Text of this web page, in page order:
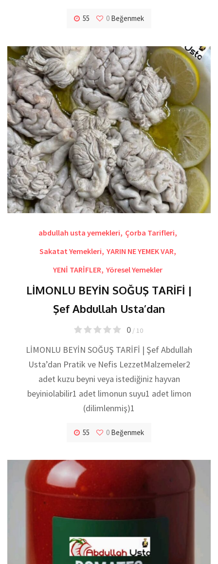
55 0 Beğenmek
abdullah usta yemekleri, Çorba Tarifleri,
Sakatat Yemekleri, YARIN NE YEMEK VAR,
YENİ TARİFLER, Yöresel Yemekler
LİMONLU BEYİN SOĞUŞ TARİFİ |
Şef Abdullah Usta’dan
0/ 10
LİMONLU BEYİN SOĞUŞ TARİFİ | Şef Abdullah
Usta’dan Pratik ve Nefis LezzetMalzemeler2
adet kuzu beyni veya istediğiniz hayvan
beyiniolabilir1 adet limonun suyu1 adet limon
(dilimlenmiş)1
55 0 Beğenmek